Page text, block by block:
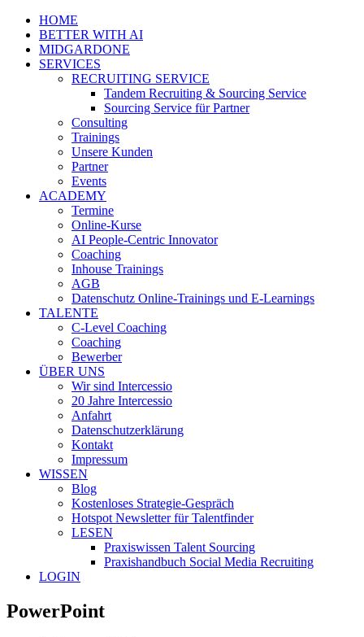
HOME
BETTER WITH AI
MIDGARDONE
SERVICES
RECRUITING SERVICE
Tandem Recruiting & Sourcing Service
Sourcing Service für Partner
Consulting
Trainings
Unsere Kunden
Partner
Events
ACADEMY
Termine
Online-Kurse
AI People-Centric Innovator
Coaching
Inhouse Trainings
AGB
Datenschutz Online-Trainings und E-Learnings
TALENTE
C-Level Coaching
Coaching
Bewerber
ÜBER UNS
Wir sind Intercessio
20 Jahre Intercessio
Anfahrt
Datenschutzerklärung
Kontakt
Impressum
WISSEN
Blog
Kostenloses Strategie-Gespräch
Hotspot Newsletter für Talentfinder
LESEN
Praxiswissen Talent Sourcing
Praxishandbuch Social Media Recruiting
LOGIN
PowerPoint